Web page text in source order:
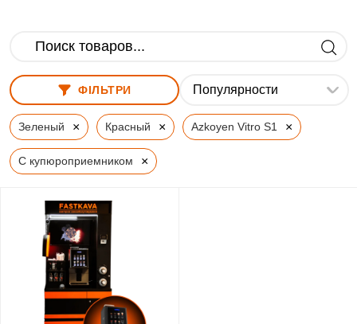
ФІЛЬТРИ
Зеленый × Красный × Azkoyen Vitro S1 ×
С купюроприемником ×